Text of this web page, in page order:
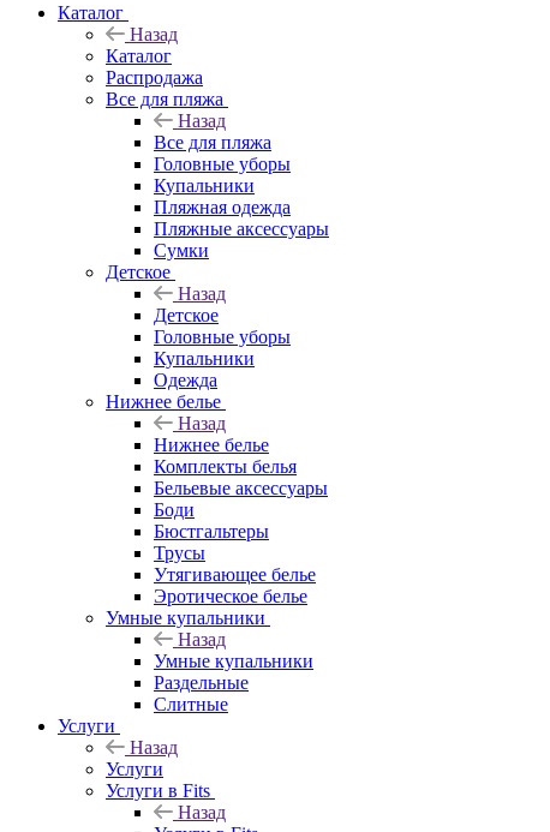
Каталог
Назад
Каталог
Распродажа
Все для пляжа
Назад
Все для пляжа
Головные уборы
Купальники
Пляжная одежда
Пляжные аксессуары
Сумки
Детское
Назад
Детское
Головные уборы
Купальники
Одежда
Нижнее белье
Назад
Нижнее белье
Комплекты белья
Бельевые аксессуары
Боди
Бюстгальтеры
Трусы
Утягивающее белье
Эротическое белье
Умные купальники
Назад
Умные купальники
Раздельные
Слитные
Услуги
Назад
Услуги
Услуги в Fits
Назад